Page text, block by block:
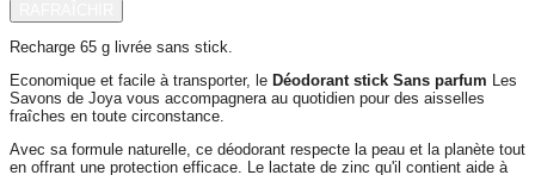
Recharge 65 g livrée sans stick.
Economique et facile à transporter, le Déodorant stick Sans parfum Les
Savons de Joya vous accompagnera au quotidien pour des aisselles
fraîches en toute circonstance.
Avec sa formule naturelle, ce déodorant respecte la peau et la planète tout
en offrant une protection efficace. Le lactate de zinc qu'il contient aide à